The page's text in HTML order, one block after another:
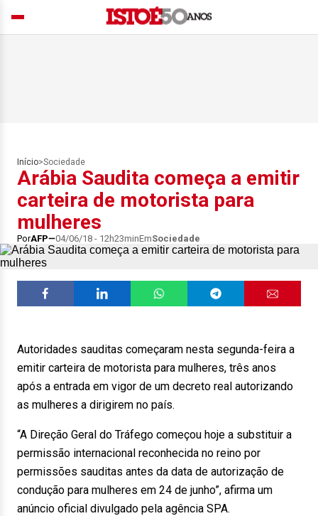
Início>Sociedade
Arábia Saudita começa a emitir
carteira de motorista para
mulheres
PorAFP 04/06/18 - 12h23minEmSociedade
Autoridades sauditas começaram nesta segunda-feira a
emitir carteira de motorista para mulheres, três anos
após a entrada em vigor de um decreto real autorizando
as mulheres a dirigirem no país.
“A Direção Geral do Tráfego começou hoje a substituir a
permissão internacional reconhecida no reino por
permissões sauditas antes da data de autorização de
condução para mulheres em 24 de junho”, afirma um
anúncio oficial divulgado pela agência SPA.